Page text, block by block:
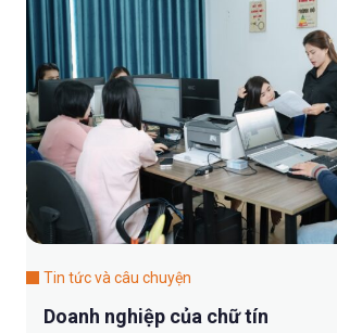
Tin tức và câu chuyện
Doanh nghiệp của chữ tín